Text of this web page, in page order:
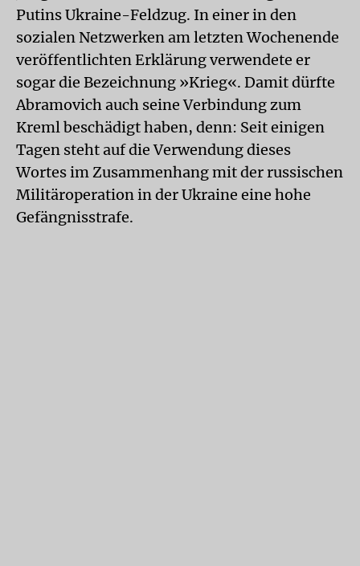
Putins Ukraine-Feldzug. In einer in den
sozialen Netzwerken am letzten Wochenende
veröffentlichten Erklärung verwendete er
sogar die Bezeichnung »Krieg«. Damit dürfte
Abramovich auch seine Verbindung zum
Kreml beschädigt haben, denn: Seit einigen
Tagen steht auf die Verwendung dieses
Wortes im Zusammenhang mit der russischen
Militäroperation in der Ukraine eine hohe
Gefängnisstrafe.